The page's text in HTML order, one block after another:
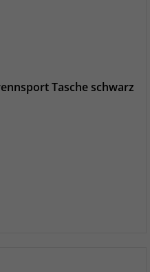
Tasche schwarz